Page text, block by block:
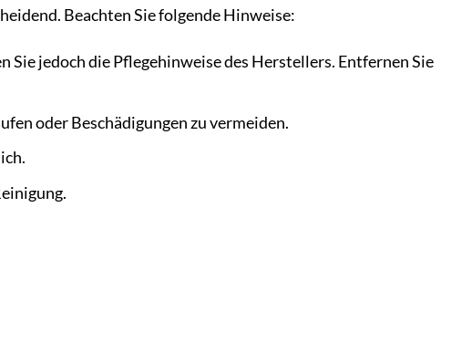
Beachten Sie folgende Hinweise:
jedoch die Pflegehinweise des Herstellers. Entfernen Sie
oder Beschädigungen zu vermeiden.